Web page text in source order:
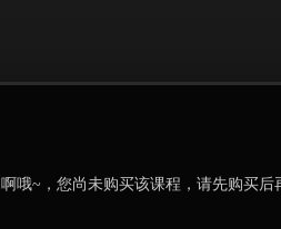
啊哦~，您尚未购买该课程，请先购买后